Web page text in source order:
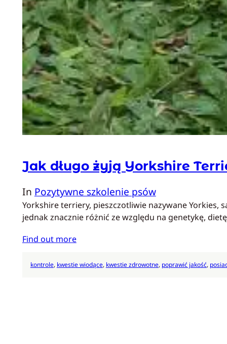
Jak długo żyją Yorkshire
In Pozytywne szkolenie psów
Yorkshire terriery, pieszczotliwie nazywane Yorkies,
jednak znacznie różnić ze względu na genetykę,
Find out more
kontrole, kwestie wiodące, kwestie zdrowotne, poprawić jakość,